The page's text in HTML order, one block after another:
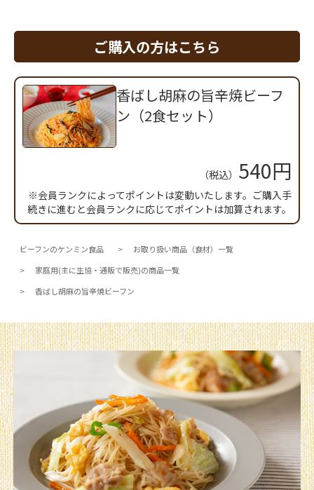
ご購入の方はこちら
香ばし胡麻の旨辛焼ビーフ
ン（2食セット）
（税込） 540円
※会員ランクによってポイントは変動いたします。ご購入手
続きに進むと会員ランクに応じてポイントは加算されます。
ビーフンのケンミン食品
お取り扱い商品（食材）一覧
家庭用(主に生協・通販で販売)の商品一覧
香ばし胡麻の旨辛焼ビーフン